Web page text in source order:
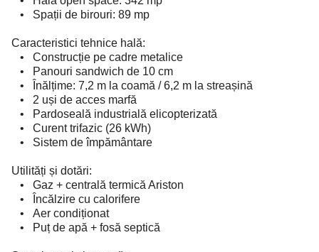
• Spații de birouri: 89 mp
Caracteristici tehnice hală:
• Construcție pe cadre metalice
• Panouri sandwich de 10 cm
• Înălțime: 7,2 m la coamă / 6,2 m la streașină
• 2 uși de acces marfă
• Pardoseală industrială elicopterizată
• Curent trifazic (26 kWh)
• Sistem de împământare
Utilități și dotări:
• Gaz + centrală termică Ariston
• Încălzire cu calorifere
• Aer condiționat
• Puț de apă + fosă septică